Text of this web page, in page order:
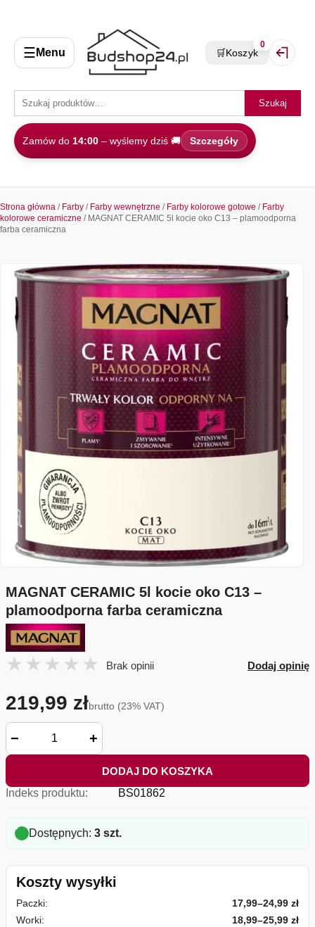
☰ Menu
Szukaj
Zamów do 14:00 – wyślemy dziś 🚚 Szczegóły
🛒Koszyk
0
Strona główna / Farby / Farby wewnętrzne / Farby kolorowe gotowe / Farby
kolorowe ceramiczne / MAGNAT CERAMIC 5l kocie oko C13 – plamoodporna
farba ceramiczna
MAGNAT CERAMIC 5l kocie oko C13 –
plamoodporna farba ceramiczna
Brak opinii Dodaj opinię
219,99 złbrutto (23% VAT)
− +
DODAJ DO KOSZYKA
Indeks produktu:
BS01862
Dostępnych: 3 szt.
Koszty wysyłki
Paczki:
17,99–24,99 zł
Worki:
18,99–25,99 zł